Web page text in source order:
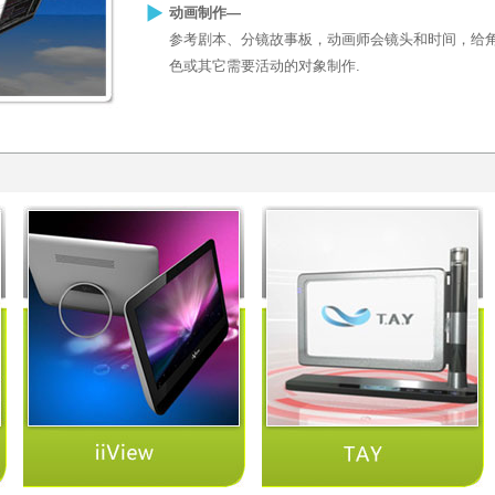
动画制作—
参考剧本、分镜故事板，动画师会镜头和时间，给
色或其它需要活动的对象制作.